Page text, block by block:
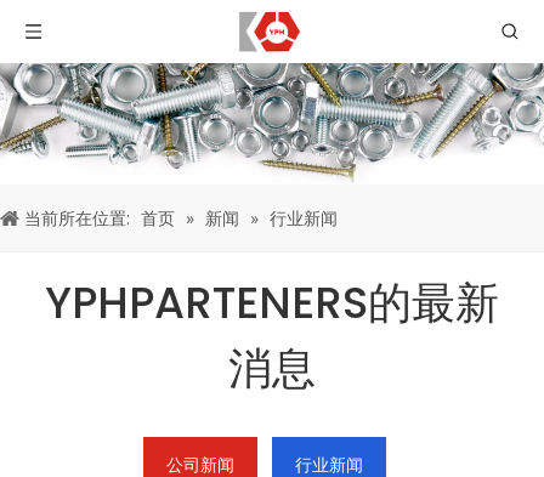
当前所在位置: 首页 » 新闻 » 行业新闻
YPHPARTENERS的最新
消息
公司新闻 行业新闻